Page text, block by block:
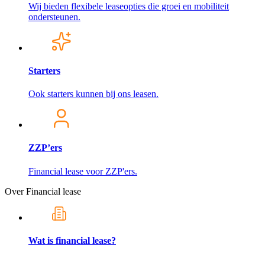
Wij bieden flexibele leaseopties die groei en mobiliteit
ondersteunen.
Starters
Ook starters kunnen bij ons leasen.
ZZP’ers
Financial lease voor ZZP'ers.
Over Financial lease
Wat is financial lease?